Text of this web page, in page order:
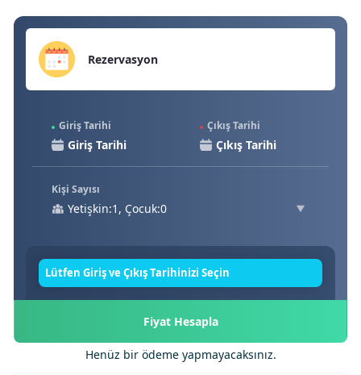
Rezervasyon
Giriş Tarihi Çıkış Tarihi
Kişi Sayısı
Yetişkin:1, Çocuk:0
Lütfen Giriş ve Çıkış Tarihinizi Seçin
Fiyat Hesapla
Henüz bir ödeme yapmayacaksınız.